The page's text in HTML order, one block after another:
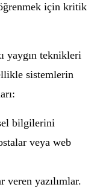
için kritik
yaygın teknikleri
sistemlerin
bilgilerini
veya web
veren yazılımlar.